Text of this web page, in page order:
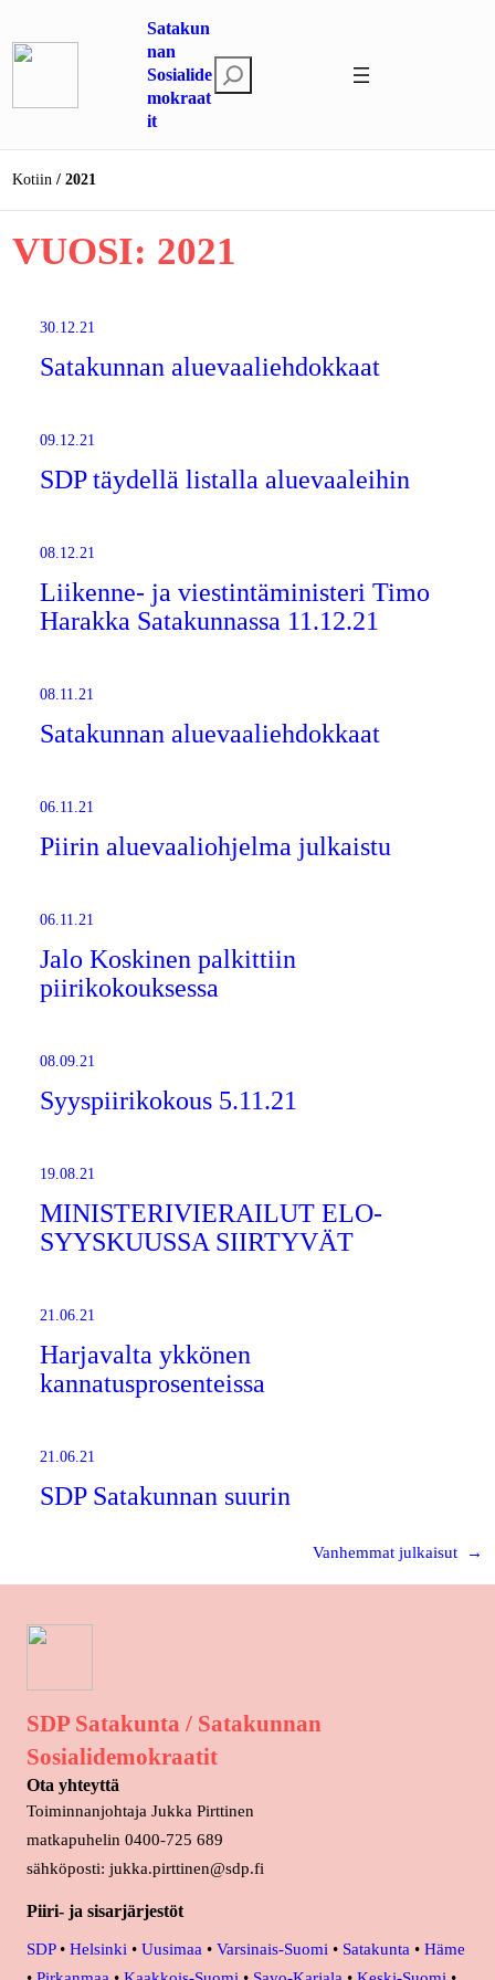
sisältöön
Satakun
nan
Sosialide
mokraat
it
t
i
Kotiin 2021
VUOSI: 2021
30.12.21
Satakunnan aluevaaliehdokkaat
09.12.21
SDP täydellä listalla aluevaaleihin
08.12.21
Liikenne- ja viestintäministeri Timo
Harakka Satakunnassa 11.12.21
08.11.21
Satakunnan aluevaaliehdokkaat
06.11.21
Piirin aluevaaliohjelma julkaistu
06.11.21
Jalo Koskinen palkittiin
piirikokouksessa
08.09.21
Syyspiirikokous 5.11.21
19.08.21
MINISTERIVIERAILUT ELO-
SYYSKUUSSA SIIRTYVÄT
21.06.21
Harjavalta ykkönen
kannatusprosenteissa
21.06.21
SDP Satakunnan suurin
Vanhemmat julkaisut →
SDP Satakunta / Satakunnan
Sosialidemokraatit
Ota yhteyttä
Toiminnanjohtaja Jukka Pirttinen
matkapuhelin 0400-725 689
sähköposti: jukka.pirttinen@sdp.fi
Piiri- ja sisarjärjestöt
SDP• Helsinki • Uusimaa • Varsinais-Suomi • Satakunta • Häme